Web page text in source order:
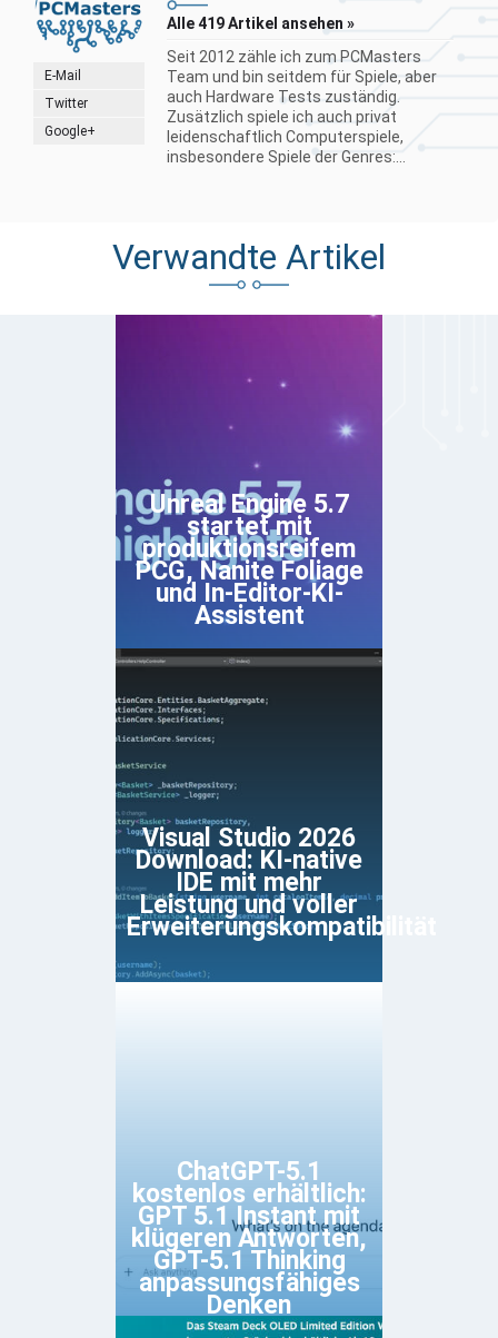
E-Mail
Twitter
Google+
Alle 419 Artikel ansehen »
Seit 2012 zähle ich zum PCMasters
Team und bin seitdem für Spiele, aber
auch Hardware Tests zuständig.
Zusätzlich spiele ich auch privat
leidenschaftlich Computerspiele,
insbesondere Spiele der Genres:...
Verwandte Artikel
Unreal Engine 5.7
startet mit
produktionsreifem
PCG, Nanite Foliage
und In-Editor-KI-
Assistent
Visual Studio 2026
Download: KI-native
IDE mit mehr
Leistung und voller
Erweiterungskompatibilität
ChatGPT-5.1
kostenlos erhältlich:
GPT 5.1 Instant mit
klügeren Antworten,
GPT-5.1 Thinking
anpassungsfähiges
Denken